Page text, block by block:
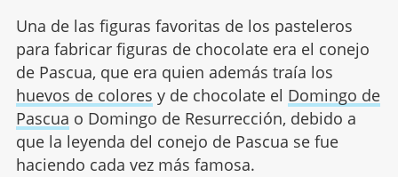
Una de las figuras favoritas de los pasteleros
para fabricar figuras de chocolate era el conejo
de Pascua, que era quien además traía los
huevos de colores y de chocolate el Domingo de
Pascua o Domingo de Resurrección, debido a
que la leyenda del conejo de Pascua se fue
haciendo cada vez más famosa.